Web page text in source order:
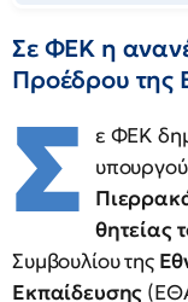
Σε ΦΕΚ η
Προέδρου
Σ ε ΦΕΚ
θητείας
Συμβουλίου της
Εκπαίδευσης